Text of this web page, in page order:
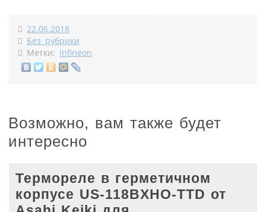
22.06.2018
Без рубрики
Метки: Infineon
Возможно, вам также будет
интересно
Термореле в герметичном
корпусе US-118BXHO-TTD от